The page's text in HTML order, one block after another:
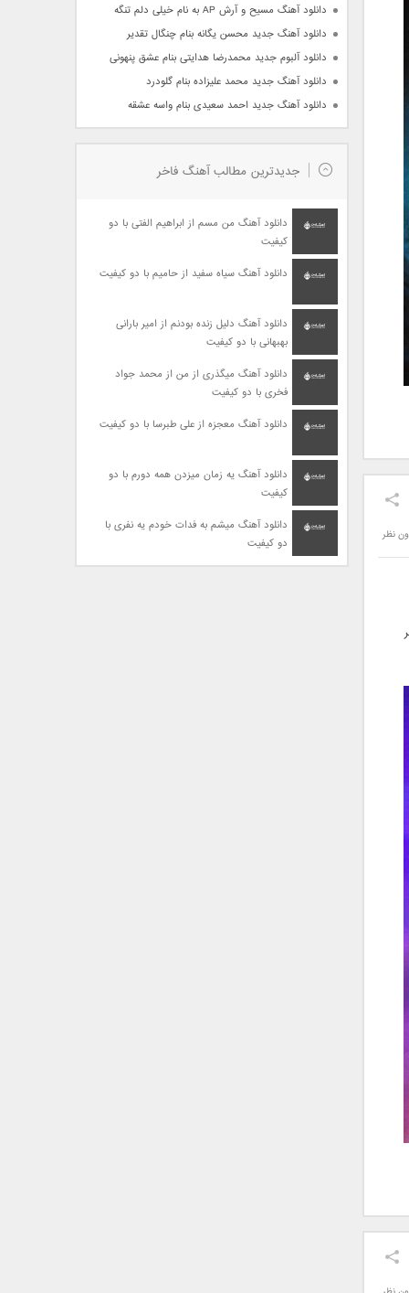
نظر
دانلود آهنگ مسیح و آرش AP به نام خیلی دلم تنگه
دانلود آهنگ جدید محسن یگانه بنام چنگال تقدیر
دانلود آلبوم جدید محمدرضا هدایتی بنام عشق پنهونی
دانلود آهنگ جدید محمد علیزاده بنام گلودرد
دانلود آهنگ جدید احمد سعیدی بنام واسه عشقه
جدیدترین مطالب آهنگ فاخر
دانلود آهنگ من مسم از ابراهیم الفتی با دو
کیفیت
دانلود آهنگ سیاه سفید از حامیم با دو کیفیت
دانلود آهنگ دلیل زنده بودنم از امیر بارانی
بهبهانی با دو کیفیت
دانلود آهنگ میگذری از من از محمد جواد
فخری با دو کیفیت
دانلود آهنگ معجزه از علی طبرسا با دو کیفیت
دانلود آهنگ یه زمان میزدن همه دورم با دو
کیفیت
دانلود آهنگ میشم به فدات خودم یه نفری با
دو کیفیت